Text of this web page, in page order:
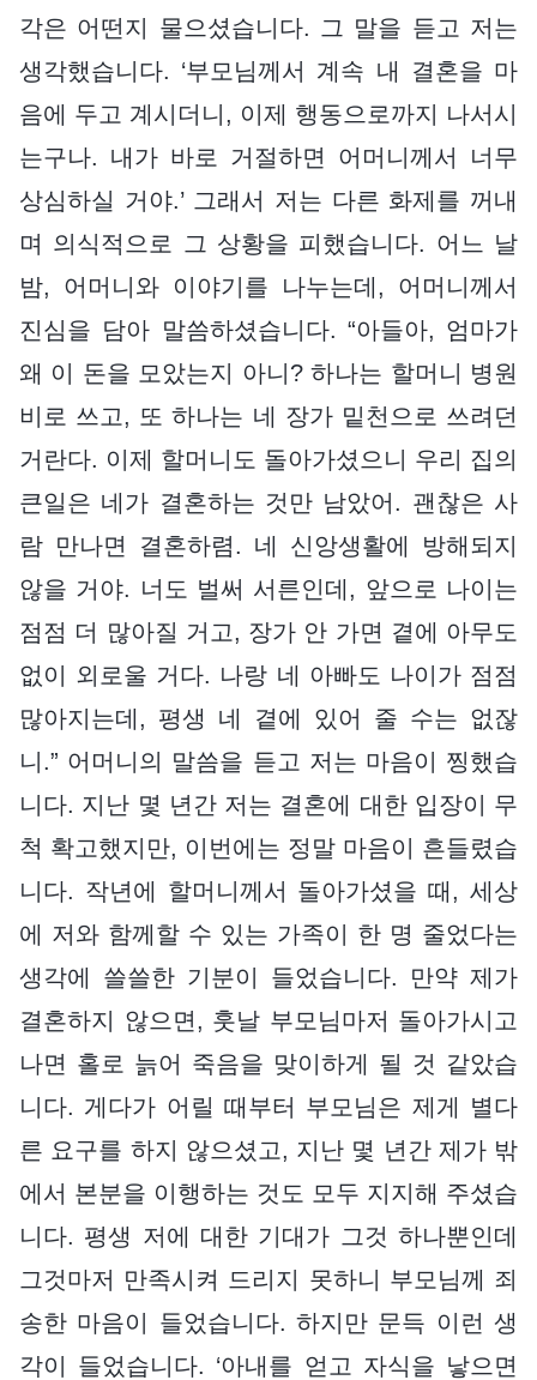
각은 어떤지 물으셨습니다. 그 말을 듣고 저는
생각했습니다. ‘부모님께서 계속 내 결혼을 마
음에 두고 계시더니, 이제 행동으로까지 나서시
는구나. 내가 바로 거절하면 어머니께서 너무
상심하실 거야.’ 그래서 저는 다른 화제를 꺼내
며 의식적으로 그 상황을 피했습니다. 어느 날
밤, 어머니와 이야기를 나누는데, 어머니께서
진심을 담아 말씀하셨습니다. “아들아, 엄마가
왜 이 돈을 모았는지 아니? 하나는 할머니 병원
비로 쓰고, 또 하나는 네 장가 밑천으로 쓰려던
거란다. 이제 할머니도 돌아가셨으니 우리 집의
큰일은 네가 결혼하는 것만 남았어. 괜찮은 사
람 만나면 결혼하렴. 네 신앙생활에 방해되지
않을 거야. 너도 벌써 서른인데, 앞으로 나이는
점점 더 많아질 거고, 장가 안 가면 곁에 아무도
없이 외로울 거다. 나랑 네 아빠도 나이가 점점
많아지는데, 평생 네 곁에 있어 줄 수는 없잖
니.” 어머니의 말씀을 듣고 저는 마음이 찡했습
니다. 지난 몇 년간 저는 결혼에 대한 입장이 무
척 확고했지만, 이번에는 정말 마음이 흔들렸습
니다. 작년에 할머니께서 돌아가셨을 때, 세상
에 저와 함께할 수 있는 가족이 한 명 줄었다는
생각에 쓸쓸한 기분이 들었습니다. 만약 제가
결혼하지 않으면, 훗날 부모님마저 돌아가시고
나면 홀로 늙어 죽음을 맞이하게 될 것 같았습
니다. 게다가 어릴 때부터 부모님은 제게 별다
른 요구를 하지 않으셨고, 지난 몇 년간 제가 밖
에서 본분을 이행하는 것도 모두 지지해 주셨습
니다. 평생 저에 대한 기대가 그것 하나뿐인데
그것마저 만족시켜 드리지 못하니 부모님께 죄
송한 마음이 들었습니다. 하지만 문득 이런 생
각이 들었습니다. ‘아내를 얻고 자식을 낳으면